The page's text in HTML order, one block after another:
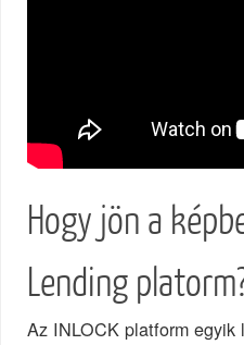
Hogy jön a
Lending
Az INLOCK platform egyik